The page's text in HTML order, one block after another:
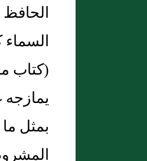
‏(‏كتاب
بمثل